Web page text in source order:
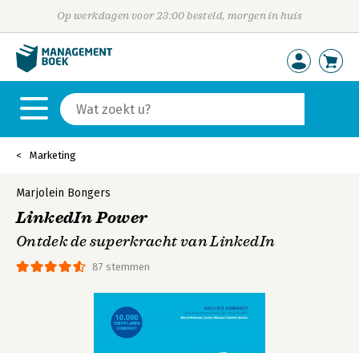
Op werkdagen voor 23:00 besteld, morgen in huis
Marketing
87 stemmen
Marjolein Bongers
LinkedIn Power
Ontdek de superkracht van LinkedIn